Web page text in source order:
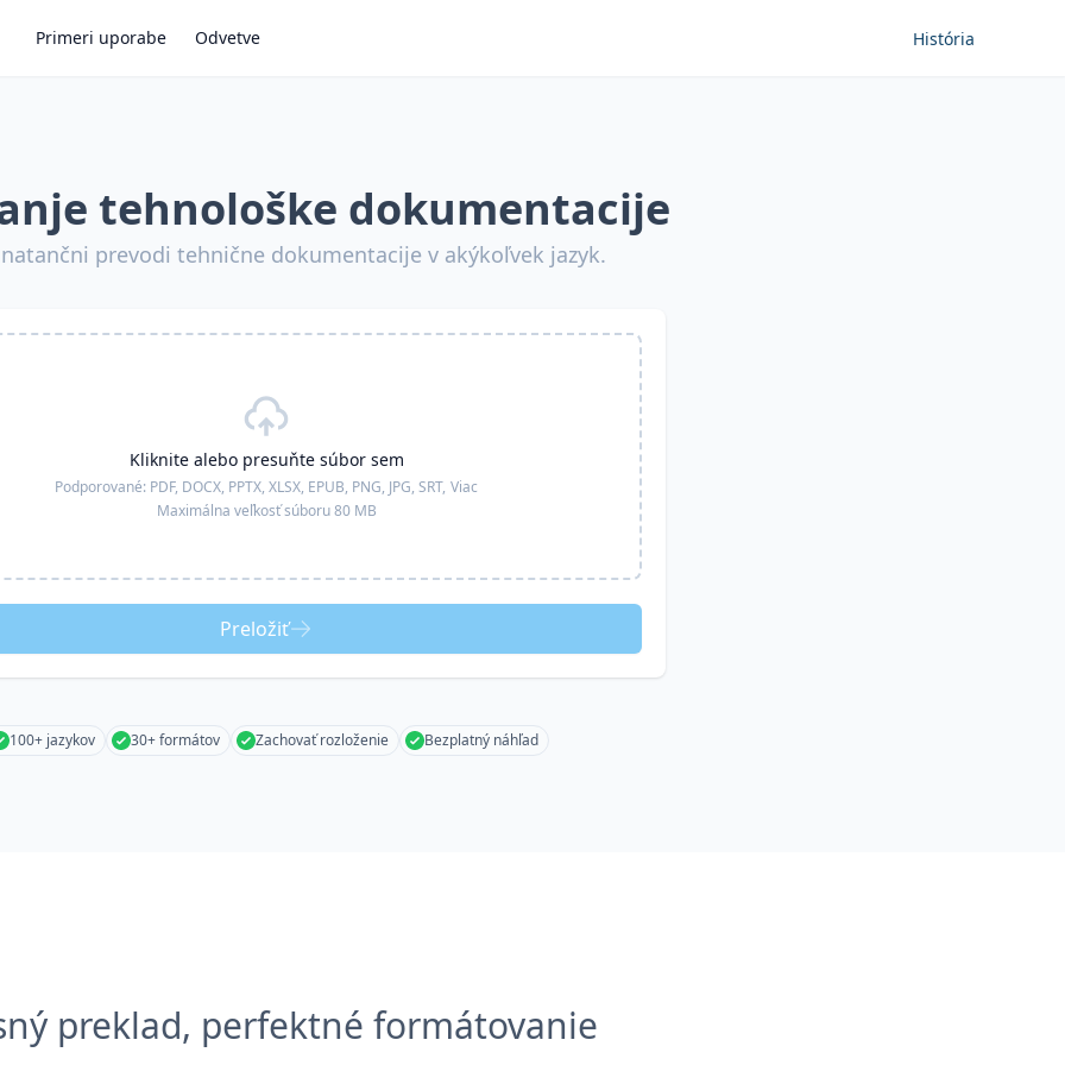
Primeri uporabe Odvetve História
tehnološke dokumentacije
prevodi tehnične dokumentacije v akýkoľvek jazyk.
Kliknite alebo presuňte súbor sem
Podporované: PDF, DOCX, PPTX, XLSX, EPUB, PNG, JPG, SRT, Viac
Maximálna veľkosť súboru 80 MB
Preložiť
100+ jazykov 30+ formátov Zachovať rozloženie Bezplatný náhľad
preklad, perfektné formátovanie